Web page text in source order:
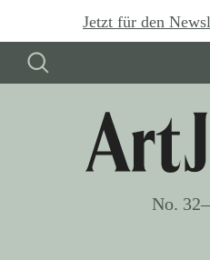
Jetzt für den
No.